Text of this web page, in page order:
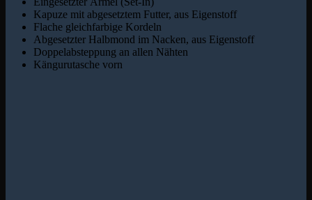
Kapuze mit abgesetztem Futter, aus Eigenstoff
Flache gleichfarbige Kordeln
Abgesetzter Halbmond im Nacken, aus Eigenstoff
Doppelabsteppung an allen Nähten
Kängurutasche vorn